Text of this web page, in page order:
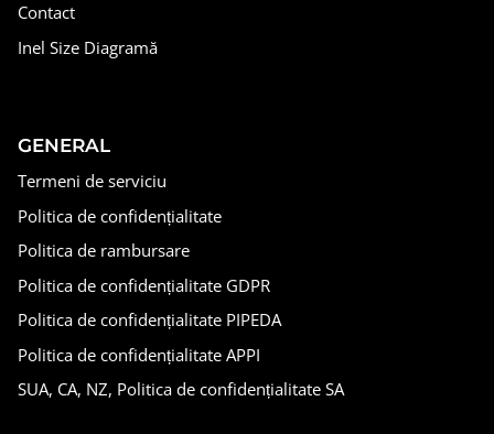
Contact
Inel Size Diagramă
GENERAL
Termeni de serviciu
Politica de confidențialitate
Politica de rambursare
Politica de confidențialitate GDPR
Politica de confidențialitate PIPEDA
Politica de confidențialitate APPI
SUA, CA, NZ, Politica de confidențialitate SA